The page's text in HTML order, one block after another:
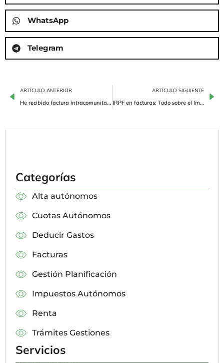
WhatsApp
Telegram
ARTÍCULO ANTERIOR
He recibido factura intracomunitaria con IVA ¿puedo deducir?
ARTÍCULO SIGUIENTE
IRPF en facturas: Todo sobre el Impuesto sobre la Renta de las Personas Físicas
Categorías
Alta autónomos
Cuotas Autónomos
Deducir Gastos
Facturas
Gestión Planificación
Impuestos Autónomos
Renta
Trámites Gestiones
Servicios